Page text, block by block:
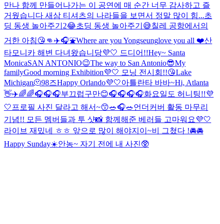
만나 함께 만들어나가는 이 공연에 매 순간 너무 감사하고 즐
거웠습니다 새삼 티셔츠의 나라들을 보면서 정말 많이 힘...초
딩 동생 놀아주기2😂초딩 동생 놀아주기😅칠레 공항에서의
거한 아침😘👊 ✈️🎧⛲️Where are you Yongseunglove you all ❤️산
타모니카 해변 다녀왔습니당💜🤍 드디어!!Hey~ Santa
MonicaSAN ANTONIO😉The way to San Antonio😎My
familyGood morning Exhibition💜🤍 모닝 전시회!!😘Lake
Michigan🫠98즈Happy Orlando💜🤍아틀란타 바바~Hi, Atlanta
👋✈️🌈🌈🎧🎧🎧부끄럽구만😊🎧🎧🎧🎧화요일도 허니팅!!💜
🤍 프로필 사진 달라고 해서~😙🥗🎧🥗언더커버 활동 마무리
기념!! 모든 멤버들과 투 샷📸 함께해준 베러들 고마워요💜🤍
라이브 재밌네 ㅎㅎ 앞으로 많이 해야지이~비 그쳤다 !🚘🚘
Happy Sunday☀️안농~ 자기 전에 내 사진🥸